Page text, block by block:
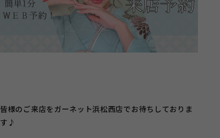
皆様のご来店をガーネット浜松西店でお待ちしておりま
す♪